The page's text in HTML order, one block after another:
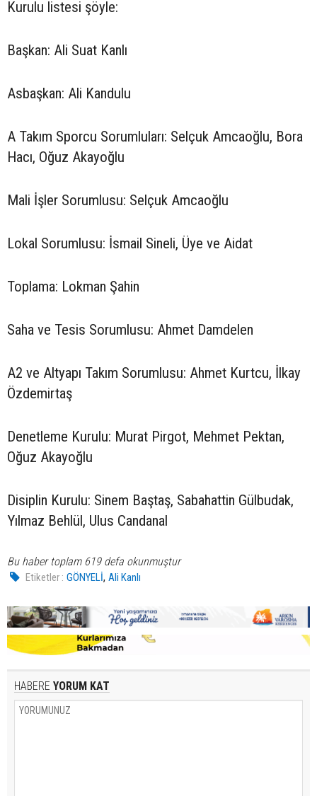
Kurulu listesi şöyle:
Başkan: Ali Suat Kanlı
Asbaşkan: Ali Kandulu
A Takım Sporcu Sorumluları: Selçuk Amcaoğlu, Bora
Hacı, Oğuz Akayoğlu
Mali İşler Sorumlusu: Selçuk Amcaoğlu
Lokal Sorumlusu: İsmail Sineli, Üye ve Aidat
Toplama: Lokman Şahin
Saha ve Tesis Sorumlusu: Ahmet Damdelen
A2 ve Altyapı Takım Sorumlusu: Ahmet Kurtcu, İlkay
Özdemirtaş
Denetleme Kurulu: Murat Pirgot, Mehmet Pektan,
Oğuz Akayoğlu
Disiplin Kurulu: Sinem Baştaş, Sabahattin Gülbudak,
Yılmaz Behlül, Ulus Candanal
Bu haber toplam 619 defa okunmuştur
Etiketler : GÖNYELİ,Ali Kanlı
HABERE YORUM KAT